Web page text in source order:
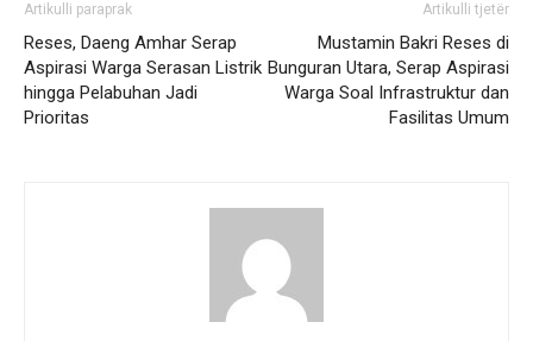
Artikulli paraprak
Reses, Daeng Amhar Serap
Aspirasi Warga Serasan Listrik
hingga Pelabuhan Jadi
Prioritas
Artikulli tjetër
Mustamin Bakri Reses di
Bunguran Utara, Serap Aspirasi
Warga Soal Infrastruktur dan
Fasilitas Umum